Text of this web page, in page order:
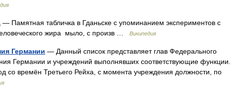
— Памятная табличка в Гданьске с упоминанием экспериментов с
жира мыло, с произв …
Википедия
Германии — Данный список представляет глав Федерального
Германии и учреждений выполнявших соответствующие функции.
со времён Третьего Рейха, с момента учреждения должности, по